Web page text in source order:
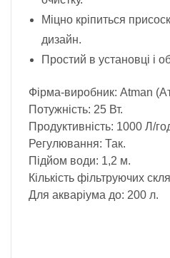
Міцно кріпиться
дизайн.
Простий в установці і
Фірма-виробник: Atman
Потужність: 25 Вт.
Продуктивність: 1000 Л/
Регулювання: Так.
Підйом води: 1,2 м.
Кількість фільтруючих
Для акваріума до: 200 л.